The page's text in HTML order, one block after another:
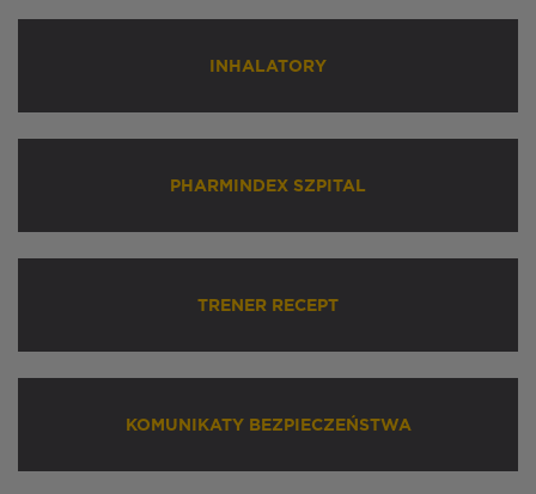
INHALATORY
PHARMINDEX SZPITAL
TRENER RECEPT
KOMUNIKATY BEZPIECZEŃSTWA